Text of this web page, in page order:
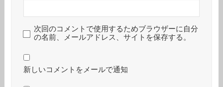
次回のコメントで使用するためブラウザーに自分
の名前、メールアドレス、サイトを保存する。
新しいコメントをメールで通知